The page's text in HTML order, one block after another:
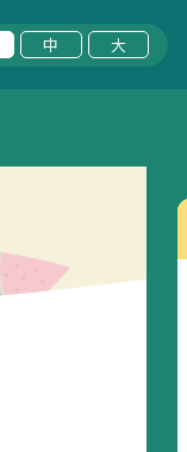
中 大